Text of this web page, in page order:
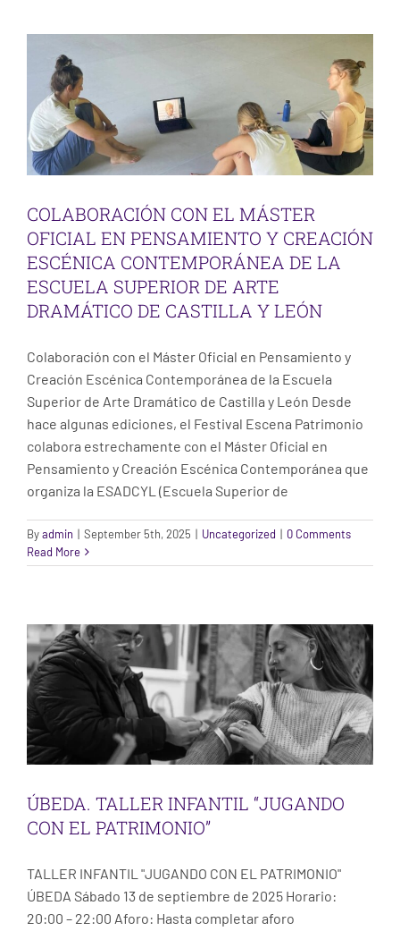
DRAMÁTICO DE CASTILLA Y LEÓN
COLABORACIÓN CON EL MÁSTER
OFICIAL EN PENSAMIENTO Y CREACIÓN
ESCÉNICA CONTEMPORÁNEA DE LA
ESCUELA SUPERIOR DE ARTE
DRAMÁTICO DE CASTILLA Y LEÓN
Colaboración con el Máster Oficial en Pensamiento y
Creación Escénica Contemporánea de la Escuela
Superior de Arte Dramático de Castilla y León Desde
hace algunas ediciones, el Festival Escena Patrimonio
colabora estrechamente con el Máster Oficial en
Pensamiento y Creación Escénica Contemporánea que
organiza la ESADCYL (Escuela Superior de
Byadmin | September 5th, 2025 | Uncategorized | 0 Comments
Read MoreÚBEDA. TALLER INFANTIL “JUGANDO CON
ÚBEDA. TALLER INFANTIL “JUGANDO
CON EL PATRIMONIO”
TALLER INFANTIL "JUGANDO CON EL PATRIMONIO"
ÚBEDA Sábado 13 de septiembre de 2025 Horario:
20:00 – 22:00 Aforo: Hasta completar aforo